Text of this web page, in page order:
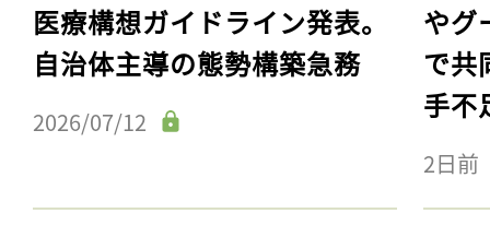
医療構想ガイドライン発表。
自治体主導の態勢構築急務
2026/07/12
やグ
で共
手不
2日前